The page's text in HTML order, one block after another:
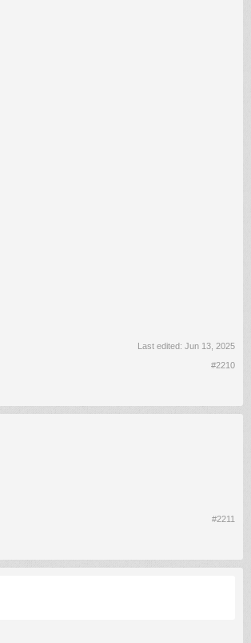
Last edited: Jun 13, 2025
#2210
#2211